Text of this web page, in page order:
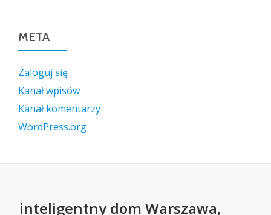
META
Zaloguj się
Kanał wpisów
Kanał komentarzy
WordPress.org
inteligentny dom Warszawa,